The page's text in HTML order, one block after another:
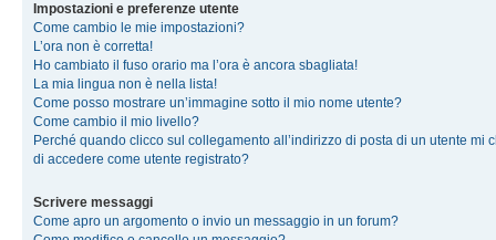
Impostazioni e preferenze utente
Come cambio le mie impostazioni?
L’ora non è corretta!
Ho cambiato il fuso orario ma l’ora è ancora sbagliata!
La mia lingua non è nella lista!
Come posso mostrare un’immagine sotto il mio nome utente?
Come cambio il mio livello?
Perché quando clicco sul collegamento all’indirizzo di posta di un utente mi
di accedere come utente registrato?
Scrivere messaggi
Come apro un argomento o invio un messaggio in un forum?